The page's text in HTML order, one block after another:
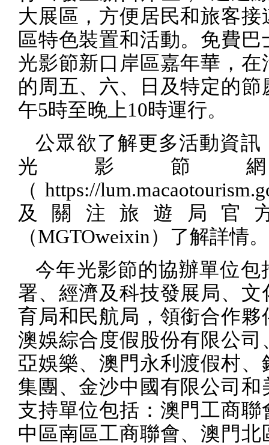
大展區，方便居民和旅客接
區特色裝置和活動。免費巴
光影節新口岸區嘉年華，在
的周五、六、日及特定的節
午5時至晚上10時運行。
公眾欲了解更多活動資訊
光影節
（ https://
及關注旅遊局官
（MGTOweixin）了解詳情。
今年光影節的協辦單位包
署、經濟及科技發展局、文
育局和民航局，領銜合作夥
澳娛綜合度假股份有限公司
亞娛樂、澳門永利渡假村、
集團、金沙中國有限公司和
支持單位包括：澳門工商聯
中區南區工商聯會、澳門北